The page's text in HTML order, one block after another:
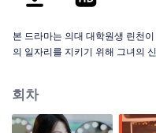
본 드라마는 의대 대학원생 린천
의 일자리를 지키기 위해 그녀의
회차